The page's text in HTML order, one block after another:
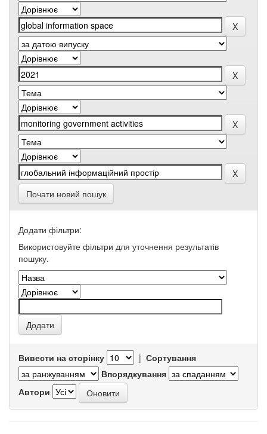
Почати новий пошук
Додати фільтри:
Використовуйте фільтри для уточнення результатів
пошуку.
Вивести на сторінку | Сортування
Впорядкування
Автори